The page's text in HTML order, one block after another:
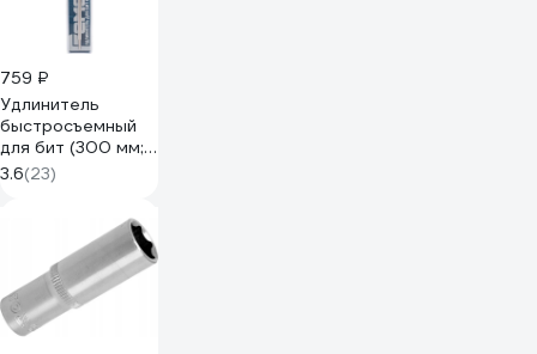
759 ₽
Удлинитель
быстросъемный
для бит (300 мм;
1/4) РемоКолор
33-2-609
3.6(23)